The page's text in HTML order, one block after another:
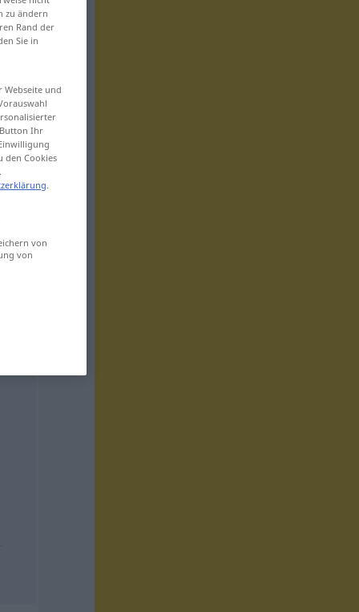
zu ändern
Rand der
Sie in
und
Ihr
den Cookies
.
von
von